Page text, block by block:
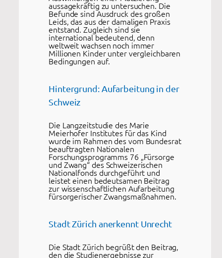
aussagekräftig zu untersuchen. Die
Befunde sind Ausdruck des großen
Leids, das aus der damaligen Praxis
entstand. Zugleich sind sie
international bedeutend, denn
weltweit wachsen noch immer
Millionen Kinder unter vergleichbaren
Bedingungen auf.
Hintergrund: Aufarbeitung in der
Schweiz
Die Langzeitstudie des Marie
Meierhofer Institutes für das Kind
wurde im Rahmen des vom Bundesrat
beauftragten Nationalen
Forschungsprogramms 76 „Fürsorge
und Zwang“ des Schweizerischen
Nationalfonds durchgeführt und
leistet einen bedeutsamen Beitrag
zur wissenschaftlichen Aufarbeitung
fürsorgerischer Zwangsmaßnahmen.
Stadt Zürich anerkennt Unrecht
Die Stadt Zürich begrüßt den Beitrag,
den die Studienergebnisse zur